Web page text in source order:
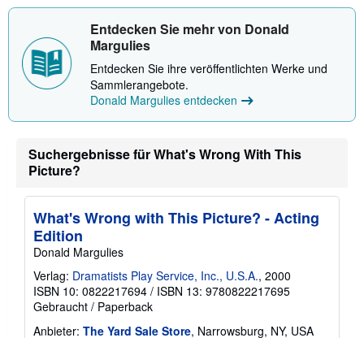
Entdecken Sie mehr von Donald
Margulies
Entdecken Sie ihre veröffentlichten Werke und
Sammlerangebote.
Donald Margulies entdecken
Suchergebnisse für What's Wrong With This
Picture?
What's Wrong with This Picture? - Acting
Edition
Donald Margulies
Verlag: Dramatists Play Service, Inc., U.S.A., 2000
ISBN 10: 0822217694 / ISBN 13: 9780822217695
Gebraucht / Paperback
Anbieter: The Yard Sale Store, Narrowsburg, NY, USA